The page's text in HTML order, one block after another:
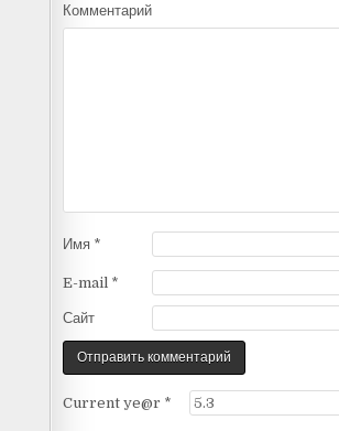
Комментарий
Имя *
E-mail *
Сайт
Current ye@r *